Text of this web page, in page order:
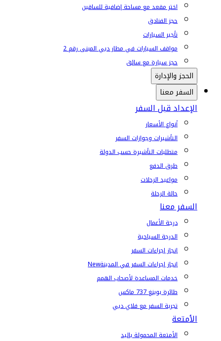
اختر مقعد مع مساحة إضافية للساقين
حجز الفنادق
تأجير السيارات
مواقف السيارات في مطار دبي المبنى رقم 2
حجز سيارة مع سائق
الحجز والإدارة
السفر معنا
الإعداد قبل السفر
أنواع الأسعار
التأشيرات وجوازات السفر
متطلبات التأشيرة حسب الدولة
طرق الدفع
مواعيد الرحلات
حالة الرحلة
السفر معنا
درجة الأعمال
الدرجة السياحية
إنجاز إجراءات السفر
إنجاز إجراءات السفر في المدينةNew
خدمات المساعدة لأصحاب الهمم
طائرة بوينغ 737 ماكس
تجربة السفر مع فلاي دبي
الأمتعة
الأمتعة المحمولة باليد